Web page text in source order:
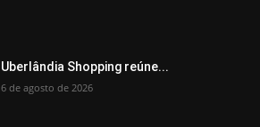
Uberlândia Shopping reúne...
6 de agosto de 2026